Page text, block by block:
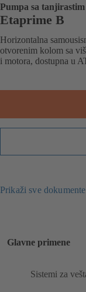
Pumpa sa
Etaprime B
Horizontalna
otvorenim kolom sa
i motora, dostupna u
Prikaži sve
Glavne primene
Sistemi za